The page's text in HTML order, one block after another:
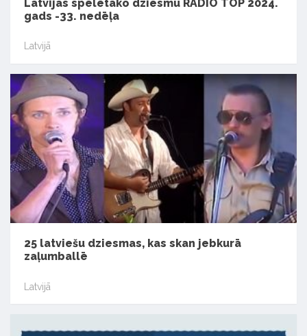
Latvijas spēlētāko dziesmu RADIO TOP 2024.
gads -33. nedēļa
Latvijā
25 latviešu dziesmas, kas skan jebkurā
zaļumballē
Latvijā